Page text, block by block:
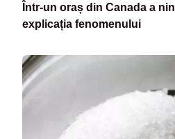
Într-un oraș din Canada a
explicația fenomenului